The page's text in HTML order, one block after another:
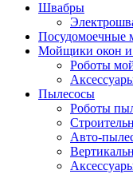
Швабры
Посудомоечные
Мойщики окон и
Роботы
Пылесосы
Роботы
Авто-